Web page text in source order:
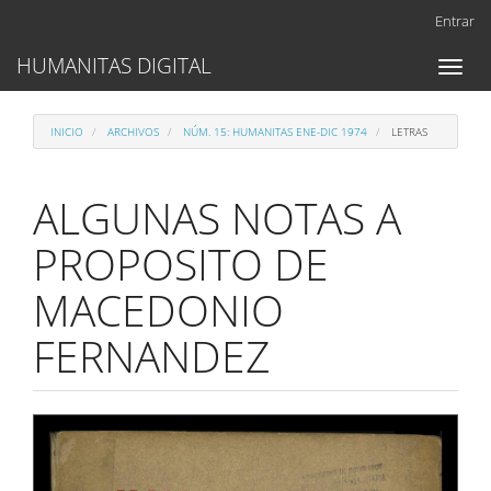
Contenido
principal
lateral
Entrar
Toggle
HUMANITAS DIGITAL
INICIO ARCHIVOS NÚM. 15: HUMANITAS ENE-DIC 1974 LETRAS
ALGUNAS NOTAS A
PROPOSITO DE
MACEDONIO
FERNANDEZ
Barra
lateral